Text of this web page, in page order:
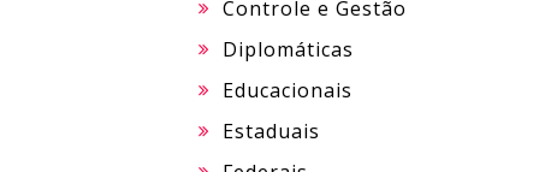
Controle e Gestão
Diplomáticas
Educacionais
Estaduais